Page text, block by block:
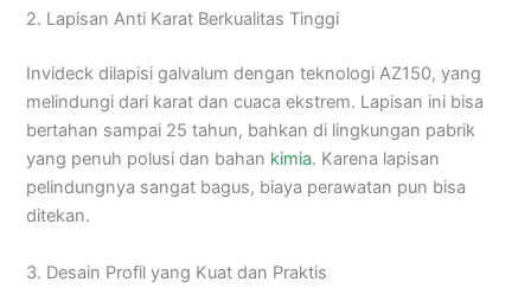
2. Lapisan Anti Karat Berkualitas Tinggi
Invideck dilapisi galvalum dengan teknologi AZ150, yang
melindungi dari karat dan cuaca ekstrem. Lapisan ini bisa
bertahan sampai 25 tahun, bahkan di lingkungan pabrik
yang penuh polusi dan bahan kimia. Karena lapisan
pelindungnya sangat bagus, biaya perawatan pun bisa
ditekan.
3. Desain Profil yang Kuat dan Praktis